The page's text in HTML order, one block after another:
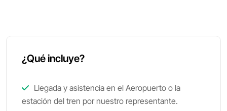
¿Qué incluye?
Llegada y asistencia en el Aeropuerto o la
estación del tren por nuestro representante.